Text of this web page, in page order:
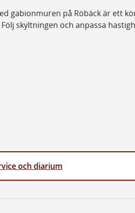
gabionmuren på Röbäck är ett
skyltningen och anpassa
och diarium